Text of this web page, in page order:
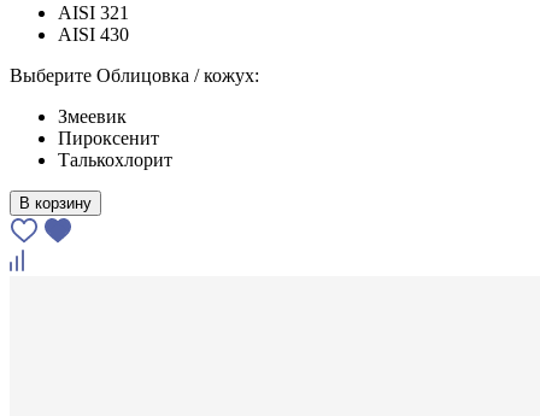
AISI 321
AISI 430
Выберите Облицовка / кожух:
Змеевик
Пироксенит
Талькохлорит
В корзину